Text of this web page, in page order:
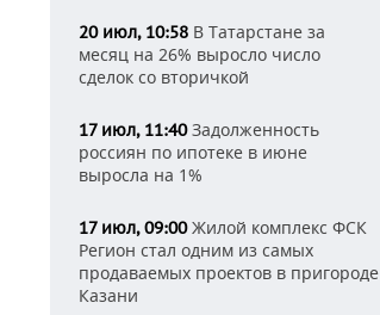
20 июл, 10:58 В Татарстане за
месяц на 26% выросло число
сделок со вторичкой
17 июл, 11:40Задолженность
россиян по ипотеке в июне
выросла на 1%
17 июл, 09:00Жилой комплекс ФСК
Регион стал одним из самых
продаваемых проектов в пригороде
Казани